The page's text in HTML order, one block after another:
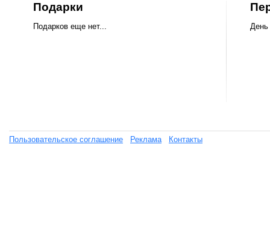
Подарки
Подарков еще нет... День
Пользовательское соглашение Реклама Контакты